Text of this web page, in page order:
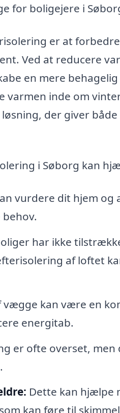
for boligejere i
er at
Ved at reducere
en mere
inde om
der giver
i Søborg kan
vurdere dit hjem
har ikke
af loftet
vægge kan være en
energitab.
er ofte overset,
Dette kan hjælpe